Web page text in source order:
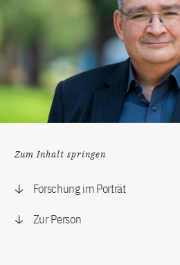
Zum Inhalt springen
Forschung im Porträt
Zur Person